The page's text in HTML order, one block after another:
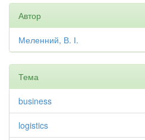
Автор
Меленний, В. І.
Тема
business
logistics